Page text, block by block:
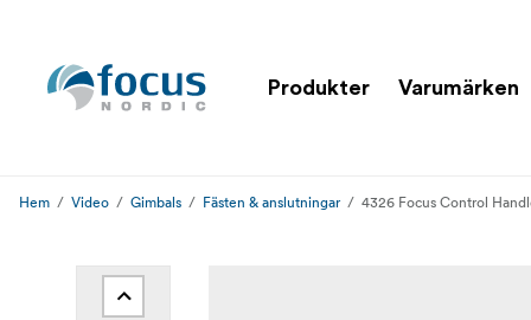
Produkter Varumärken
Hem Video Gimbals Fästen & anslutningar 4326 Focus Control